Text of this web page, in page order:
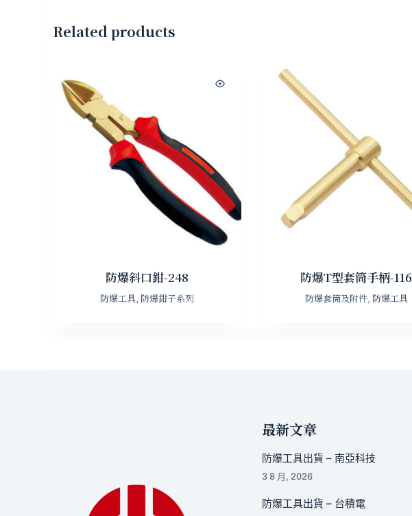
Related products
防爆斜口鉗-248
防爆工具 防爆鉗子系列
防爆T型套筒手柄-116
防爆套筒及附件, 防爆工具
最新文章
防爆工具出貨 – 南亞科技
3 8 月, 2026
防爆工具出貨 – 台積電